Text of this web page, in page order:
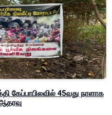
கேப்பாபிலவில் 45வது நாளாக